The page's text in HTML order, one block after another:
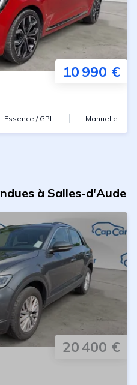
10 990 €
Essence / GPL Manuelle
à Salles-d'Aude
20 400 €